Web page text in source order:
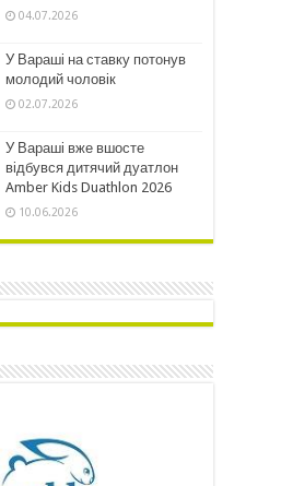
04.07.2026
У Вараші на ставку потонув
молодий чоловік
02.07.2026
У Вараші вже вшосте
відбувся дитячий дуатлон
Amber Kids Duathlon 2026
10.06.2026